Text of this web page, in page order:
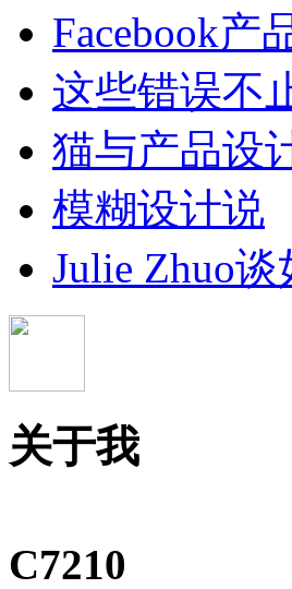
Facebook产
这些错误不
猫与产品设
模糊设计说
Julie Zhuo
关于我
C7210